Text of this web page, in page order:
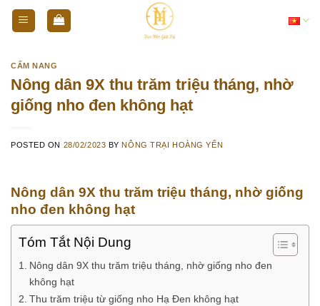
Skip
CẨM NANG
Nông dân 9X thu trăm triệu tháng, nhờ
giống nho đen không hạt
POSTED ON 28/02/2023 BYNÔNG TRẠI HOÀNG YẾN
Nông dân 9X thu trăm triệu tháng, nhờ giống
nho đen không hạt
Tóm Tắt Nội Dung
Nông dân 9X thu trăm triệu tháng, nhờ giống nho đen
không hạt
Thu trăm triệu từ giống nho Hạ Đen không hạt